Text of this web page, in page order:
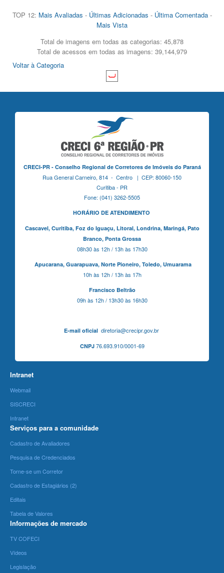
TOP 12: Mais Avaliadas - Últimas Adicionadas - Última Comentada-
Mais Vista
Total de imagens em todas as categorias: 45,878
Total de acessos em todas as imagens: 39,144,979
Voltar à Categoria
CRECI-PR - Conselho Regional de Corretores de Imóveis do Paraná
Rua General Carneiro, 814 - Centro | CEP: 80060-150
Curitiba - PR
Fone: (041) 3262-5505
HORÁRIO DE ATENDIMENTO
Cascavel, Curitiba,Foz do Iguaçu, Litoral, Londrina, Maringá, Pato
Branco, Ponta Grossa
08h30 às 12h / 13h às 17h30
Apucarana, Guarapuava, Norte Pioneiro, Toledo, Umuarama
10h às 12h / 13h às 17h
Francisco Beltrão
09h às 12h / 13h30 às 16h30
E-mail oficialdiretoria@crecipr.gov.br
CNPJ76.693.910/0001-69
Intranet
Webmail
SISCRECI
Intranet
Serviços para a comunidade
Cadastro de Avaliadores
Pesquisa de Credenciados
Torne-se um Corretor
Cadastro de Estagiários (2)
Editais
Tabela de Valores
Informações de mercado
TV COFECI
Vídeos
Legislação